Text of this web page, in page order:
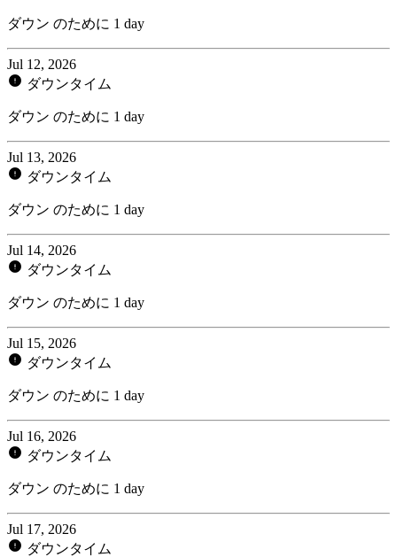
ダウン のために 1 day
Jul 12, 2026
ダウンタイム
ダウン のために 1 day
Jul 13, 2026
ダウンタイム
ダウン のために 1 day
Jul 14, 2026
ダウンタイム
ダウン のために 1 day
Jul 15, 2026
ダウンタイム
ダウン のために 1 day
Jul 16, 2026
ダウンタイム
ダウン のために 1 day
Jul 17, 2026
ダウンタイム